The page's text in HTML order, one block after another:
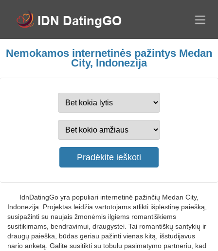
Nemokamos internetinės pažintys Medan
City, Indonezija
IdnDatingGo yra populiari internetinė pažinčių Medan City,
Indonezija. Projektas leidžia vartotojams atlikti išplėstinę paiešką,
susipažinti su naujais žmonėmis ilgiems romantiškiems
susitikimams, bendravimui, draugystei. Tai romantiškų santykių ir
draugų paieška, būdas geriau pažinti vienas kitą, išstudijavus
nario anketą. Galite susitikti su tobulu pasimatymo partneriu, kad